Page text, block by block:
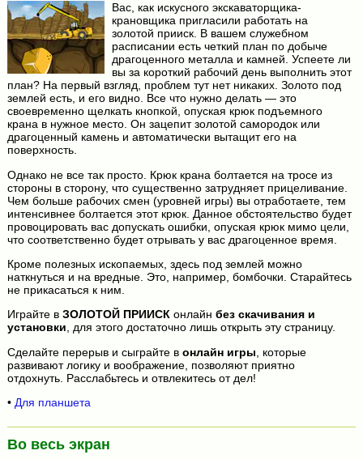
Вас, как искусного экскаваторщика-
крановщика пригласили работать на
золотой прииск. В вашем служебном
расписании есть четкий план по добыче
драгоценного металла и камней. Успеете ли
вы за короткий рабочий день выполнить этот
план? На первый взгляд, проблем тут нет никаких. Золото под
землей есть, и его видно. Все что нужно делать — это
своевременно щелкать кнопкой, опуская крюк подъемного
крана в нужное место. Он зацепит золотой самородок или
драгоценный камень и автоматически вытащит его на
поверхность.
Однако не все так просто. Крюк крана болтается на тросе из
стороны в сторону, что существенно затрудняет прицеливание.
Чем больше рабочих смен (уровней игры) вы отработаете, тем
интенсивнее болтается этот крюк. Данное обстоятельство будет
провоцировать вас допускать ошибки, опуская крюк мимо цели,
что соответственно будет отрывать у вас драгоценное время.
Кроме полезных ископаемых, здесь под землей можно
наткнуться и на вредные. Это, например, бомбочки. Старайтесь
не прикасаться к ним.
Играйте в ЗОЛОТОЙ ПРИИСКонлайн без скачивания и
установки, для этого достаточно лишь открыть эту страницу.
Сделайте перерыв и сыграйте в онлайн игры , которые
развивают логику и воображение, позволяют приятно
отдохнуть. Расслабьтесь и отвлекитесь от дел!
• Для планшета
Во весь экран